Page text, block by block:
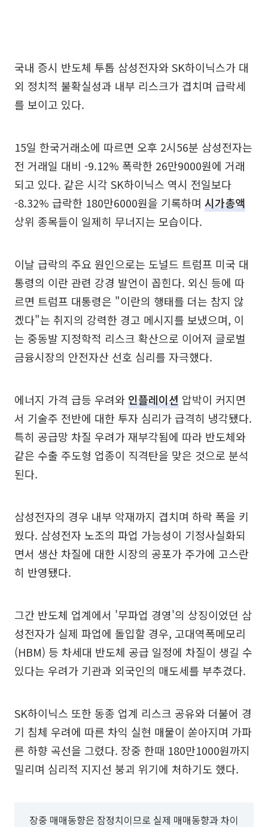
국내 증시 반도체 투톱 삼성전자와 SK하이닉스가 대
외 정치적 불확실성과 내부 리스크가 겹치며 급락세
를 보이고 있다.
15일 한국거래소에 따르면 오후 2시56분 삼성전자는
전 거래일 대비 -9.12% 폭락한 26만9000원에 거래
되고 있다. 같은 시각 SK하이닉스 역시 전일보다
-8.32% 급락한 180만6000원을 기록하며 시가총액
상위 종목들이 일제히 무너지는 모습이다.
이날 급락의 주요 원인으로는 도널드 트럼프 미국 대
통령의 이란 관련 강경 발언이 꼽힌다. 외신 등에 따
르면 트럼프 대통령은 "이란의 행태를 더는 참지 않
겠다"는 취지의 강력한 경고 메시지를 보냈으며, 이
는 중동발 지정학적 리스크 확산으로 이어져 글로벌
금융시장의 안전자산 선호 심리를 자극했다.
에너지 가격 급등 우려와인플레이션 압박이 커지면
서 기술주 전반에 대한 투자 심리가 급격히 냉각됐다.
특히 공급망 차질 우려가 재부각됨에 따라 반도체와
같은 수출 주도형 업종이 직격탄을 맞은 것으로 분석
된다.
삼성전자의 경우 내부 악재까지 겹치며 하락 폭을 키
웠다. 삼성전자 노조의 파업 가능성이 기정사실화되
면서 생산 차질에 대한 시장의 공포가 주가에 고스란
히 반영됐다.
그간 반도체 업계에서 '무파업 경영'의 상징이었던 삼
성전자가 실제 파업에 돌입할 경우, 고대역폭메모리
(HBM) 등 차세대 반도체 공급 일정에 차질이 생길 수
있다는 우려가 기관과 외국인의 매도세를 부추겼다.
SK하이닉스 또한 동종 업계 리스크 공유와 더불어 경
기 침체 우려에 따른 차익 실현 매물이 쏟아지며 가파
른 하향 곡선을 그렸다. 장중 한때 180만1000원까지
밀리며 심리적 지지선 붕괴 위기에 처하기도 했다.
장중 매매동향은 잠정치이므로 실제 매매동향과 차이